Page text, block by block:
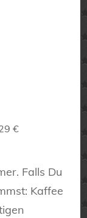
€
Falls Du
Kaffee